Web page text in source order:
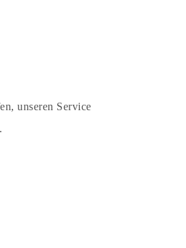
unseren Service